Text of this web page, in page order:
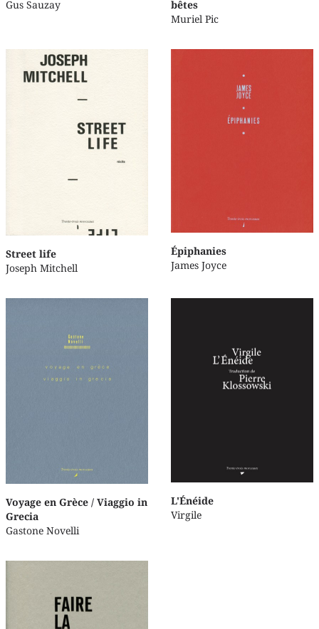
Gus Sauzay
bêtes
Muriel Pic
Street life
Joseph Mitchell
Épiphanies
James Joyce
Voyage en Grèce / Viaggio in
Grecia
Gastone Novelli
L'Énéide
Virgile